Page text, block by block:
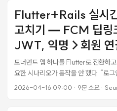
에 KaTeX 붙이면 끝. Obsidian,
데 막상 조사해보니 2026년 기준
경로가 있었다. Rust 한 곳만 만지고
는 방법. 이 글은 그 선택 과정과, 덤으
를 기여하게 된 이야기다. ...
Flutter+Rails 실시
고치기 — FCM 딥
JWT, 익명→회원 연
토너먼트 앱 하나를 Flutter로 전환하
요한 시나리오가 동작을 안 했다. “
코트로 이동 → 대기/경기/결과 확인”.
2026-04-16 09:00 · 9분 소요·